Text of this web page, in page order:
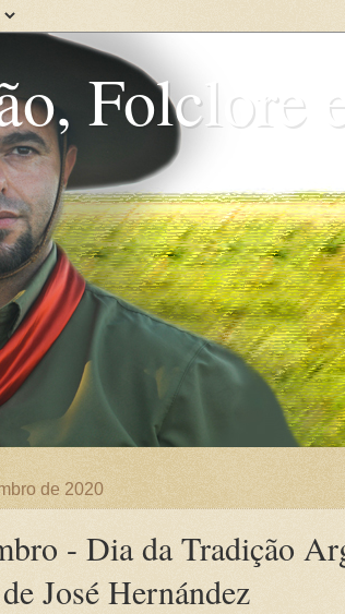
Folclore
de 2020
- Dia da Tradição
José Hernández